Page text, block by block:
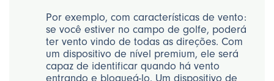
Por exemplo, com características de vento:
se você estiver no campo de golfe, poderá
ter vento vindo de todas as direções. Com
um dispositivo de nível premium, ele será
capaz de identificar quando há vento
entrando e bloqueá-lo. Um dispositivo de